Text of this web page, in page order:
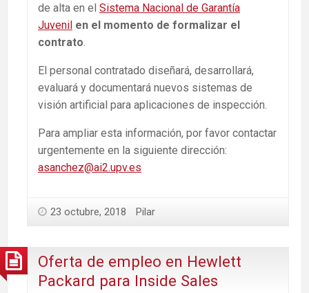
de alta en el Sistema Nacional de Garantía
Juvenil en el momento de formalizar el
contrato.
El personal contratado diseñará, desarrollará,
evaluará y documentará nuevos sistemas de
visión artificial para aplicaciones de inspección.
Para ampliar esta información, por favor contactar
urgentemente en la siguiente dirección:
asanchez@ai2.upv.es
23 octubre, 2018 Pilar
Oferta de empleo en Hewlett
Packard para Inside Sales